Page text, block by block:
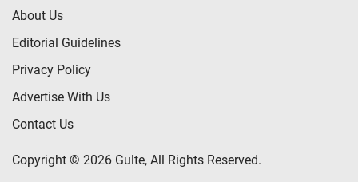
About Us
Editorial Guidelines
Privacy Policy
Advertise With Us
Contact Us
Copyright © 2026 Gulte, All Rights Reserved.